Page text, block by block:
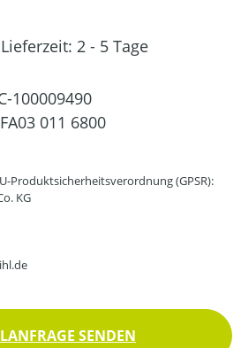
2 - 5 Tage
100009490
FA03 011 6800
Produktsicherheitsverordnung (GPSR):
KG
SENDEN